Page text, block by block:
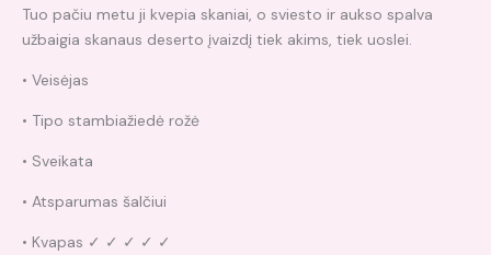
Tuo pačiu metu ji kvepia skaniai, o sviesto ir aukso spalva
užbaigia skanaus deserto įvaizdį tiek akims, tiek uoslei.
• Veisėjas
• Tipo stambiažiedė rožė
• Sveikata
• Atsparumas šalčiui
• Kvapas ✓ ✓ ✓ ✓ ✓